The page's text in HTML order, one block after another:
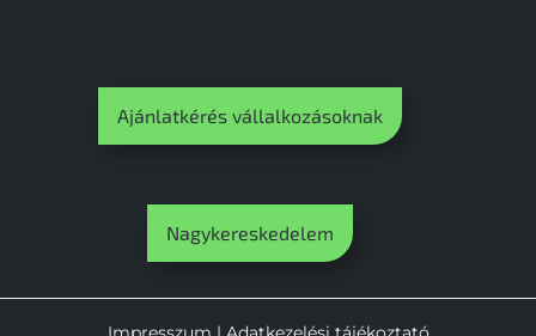
Ajánlatkérés vállalkozásoknak
Nagykereskedelem